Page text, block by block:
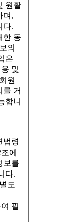
원활
며,
다.
한 동
의
은
및
원
를 거
합니
법령
에
보를
다.
도
필